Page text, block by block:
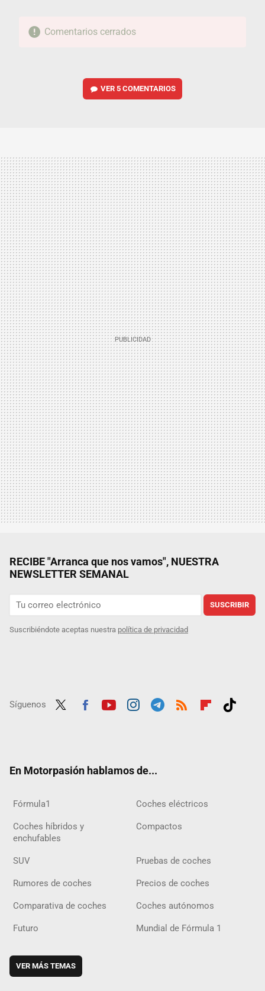
Comentarios cerrados
VER5 COMENTARIOS
RECIBE "Arranca que nos vamos", NUESTRA
NEWSLETTER SEMANAL
SUSCRIBIR
Suscribiéndote aceptas nuestra política de privacidad
Síguenos
En Motorpasión hablamos de...
Fórmula1 Coches eléctricos
Coches híbridos y
enchufables
Compactos
SUV Pruebas de coches
Rumores de coches Precios de coches
Comparativa de coches Coches autónomos
Futuro Mundial de Fórmula 1
VER MÁS TEMAS